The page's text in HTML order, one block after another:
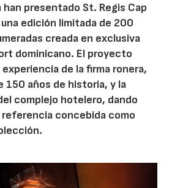
han presentado St. Regis Cap
una edición limitada de 200
creada en exclusiva
dominicano. El proyecto
experiencia de la firma ronera,
150 años de historia, y la
complejo hotelero, dando
referencia concebida como